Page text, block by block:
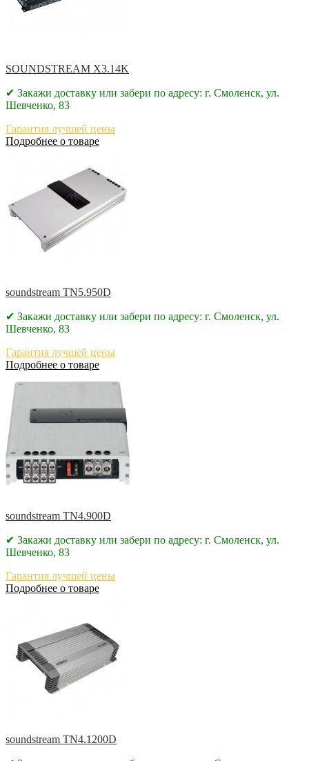
SOUNDSTREAM X3.14K
✔ Закажи доставку или забери по адресу: г. Смоленск, ул.
Шевченко, 83
Гарантия лучшей цены
Подробнее о товаре
soundstream TN5.950D
✔ Закажи доставку или забери по адресу: г. Смоленск, ул.
Шевченко, 83
Гарантия лучшей цены
Подробнее о товаре
soundstream TN4.900D
✔ Закажи доставку или забери по адресу: г. Смоленск, ул.
Шевченко, 83
Гарантия лучшей цены
Подробнее о товаре
soundstream TN4.1200D